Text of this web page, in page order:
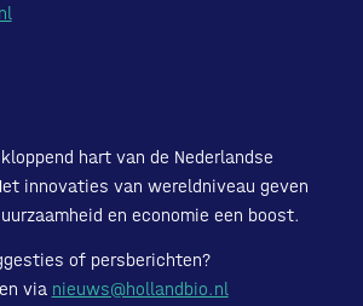
hart van de Nederlandse
innovaties van wereldniveau geven
en economie een boost.
of persberichten?
via nieuws@hollandbio.nl